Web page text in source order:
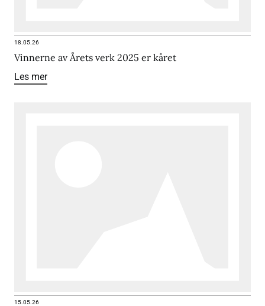
18.05.26
Vinnerne av Årets verk 2025 er kåret
Les mer
15.05.26